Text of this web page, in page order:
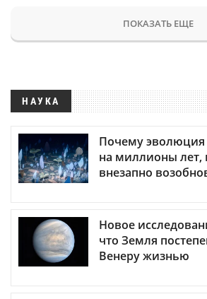
ПОКАЗАТЬ ЕЩЕ
НАУКА
Почему эволюция
на миллионы лет,
внезапно
Новое
что Земля
Венеру жизнью